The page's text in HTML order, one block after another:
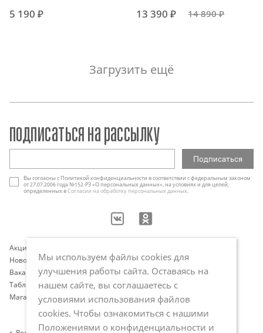
5 190 ₽ 13 390 ₽ 14 890 ₽
Загрузить ещё
Акции
Новости
Вакансии
Таблица размеров
Магазины
Оплата и доставка
Программа лояльности
Публичная оферта
Политика обработки
персональных данных
подписаться на рассылку
Вы согласны с Политикой конфиденциальности в соответствии с федеральным законом
от 27.07.2006 года №152-РЗ «О персональных данных», на условиях и для целей,
определенных вСогласии на обработку персональных данных.
Мы используем файлы cookies для
улучшения работы сайта. Оставаясь на
нашем сайте, вы соглашаетесь с
условиями использования файлов
cookies. Чтобы ознакомиться с нашими
Положениями о конфиденциальности и